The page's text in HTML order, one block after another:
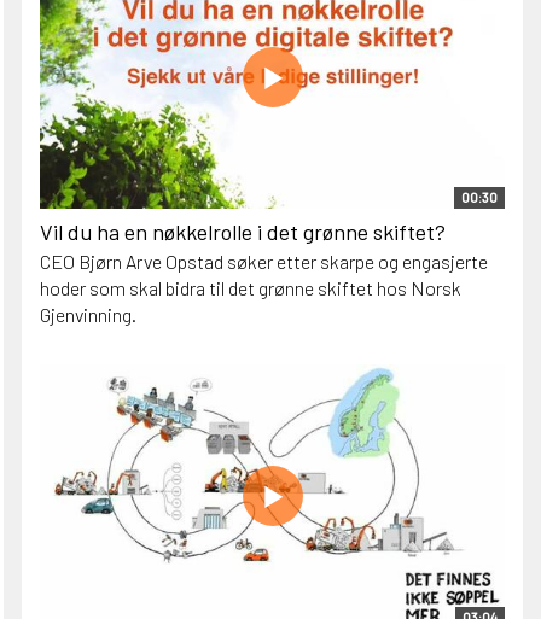
00:30
Vil du ha en nøkkelrolle i det grønne skiftet?
CEO Bjørn Arve Opstad søker etter skarpe og engasjerte
hoder som skal bidra til det grønne skiftet hos Norsk
Gjenvinning.